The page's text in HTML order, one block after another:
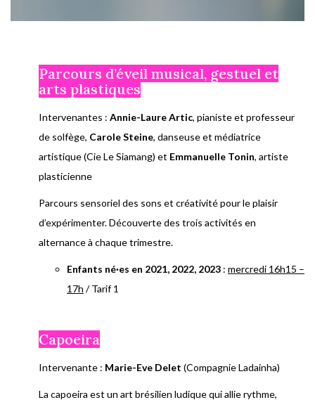
Parcours d’éveil musical, gestuel et
arts plastiques
Intervenantes : Annie-Laure Artic, pianiste et professeur
de solfège, Carole Steine, danseuse et médiatrice
artistique (Cie Le Siamang) et Emmanuelle Tonin, artiste
plasticienne
Parcours sensoriel des sons et créativité pour le plaisir
d’expérimenter. Découverte des trois activités en
alternance à chaque trimestre.
Enfants né·es en 2021, 2022, 2023 : mercredi 16h15 –
17h / Tarif 1
Capoeira
Intervenante : Marie-Eve Delet (Compagnie Ladainha)
La capoeira est un art brésilien ludique qui allie rythme,